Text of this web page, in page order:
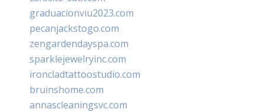
graduacionviu2023.com
pecanjackstogo.com
zengardendayspa.com
sparklejewelryinc.com
ironcladtattoostudio.com
bruinshome.com
annascleaningsvc.com